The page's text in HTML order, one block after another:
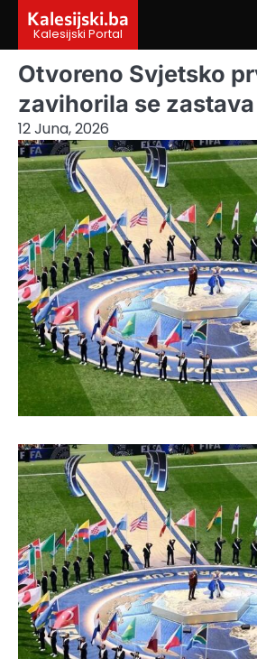
content
Kalesijski.ba
Kalesijski Portal
Otvoreno Svjetsko
zavihorila se zastava
12 Juna, 2026